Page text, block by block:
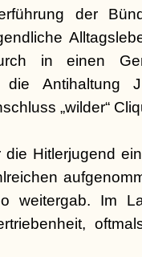
der
in einen
Antihaltung
„wilder“
Hitlerjugend
weitergab. Im